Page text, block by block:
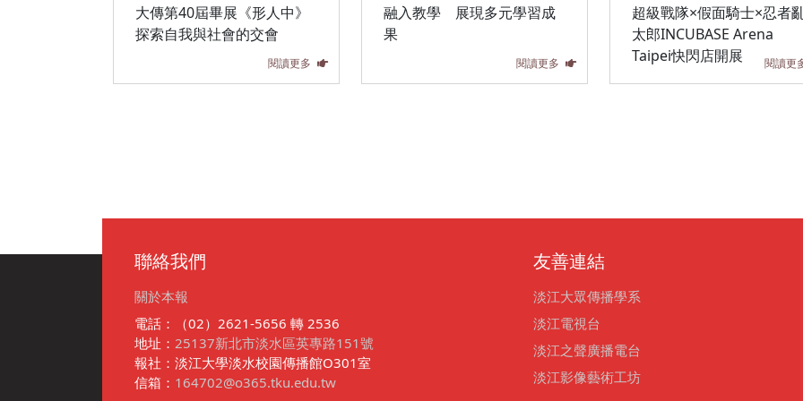
大傳第40屆畢展《形人中》
探索自我與社會的交會
閱讀更多
融入教學 展現多元學習成
果
閱讀更多
超級戰隊×假面騎士×忍者
太郎INCUBASE Arena
Taipei快閃店開展
閱讀更
聯絡我們
關於本報
電話：（02）2621-5656 轉 2536
地址： 25137新北市淡水區英專路151號
報社：淡江大學淡水校園傳播館O301室
信箱： 164702@o365.tku.edu.tw
友善連結
淡江大眾傳播學系
淡江電視台
淡江之聲廣播電台
淡江影像藝術工坊